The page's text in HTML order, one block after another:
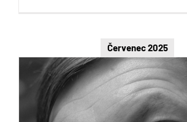
Červenec 2025